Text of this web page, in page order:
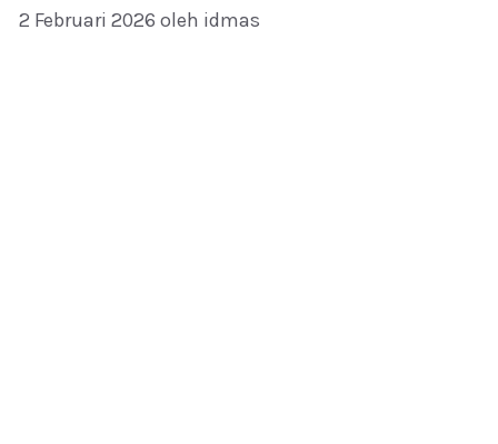
2 Februari 2026 oleh idmas